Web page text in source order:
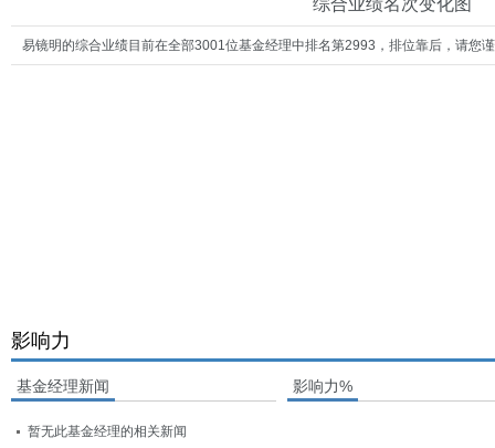
综合业绩名次变化图
易镜明的综合业绩目前在全部3001位基金经理中排名第2993，排位靠后，请您
影响力
基金经理新闻
暂无此基金经理的相关新闻
影响力%